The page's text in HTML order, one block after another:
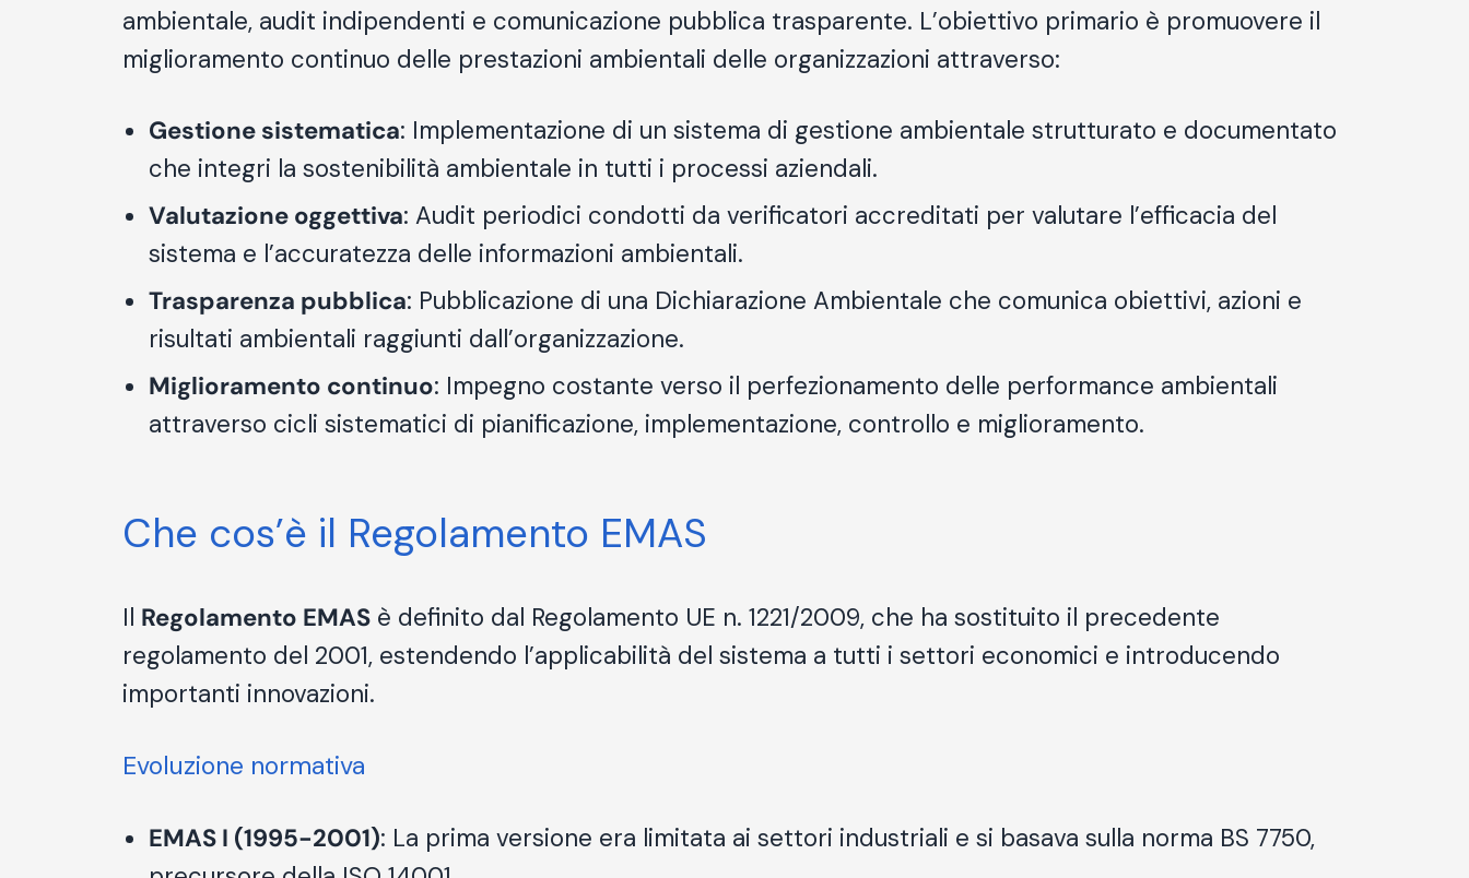
ambientale, audit indipendenti e comunicazione pubblica trasparente. L’obiettivo primario è promuovere il
miglioramento continuo delle prestazioni ambientali delle organizzazioni attraverso:
Gestione sistematica: Implementazione di un sistema di gestione ambientale strutturato e documentato
che integri la sostenibilità ambientale in tutti i processi aziendali.
Valutazione oggettiva: Audit periodici condotti da verificatori accreditati per valutare l’efficacia del
sistema e l’accuratezza delle informazioni ambientali.
Trasparenza pubblica: Pubblicazione di una Dichiarazione Ambientale che comunica obiettivi, azioni e
risultati ambientali raggiunti dall’organizzazione.
Miglioramento continuo: Impegno costante verso il perfezionamento delle performance ambientali
attraverso cicli sistematici di pianificazione, implementazione, controllo e miglioramento.
Che cos’è il Regolamento EMAS
Il Regolamento EMAS è definito dal Regolamento UE n. 1221/2009, che ha sostituito il precedente
regolamento del 2001, estendendo l’applicabilità del sistema a tutti i settori economici e introducendo
importanti innovazioni.
Evoluzione normativa
EMAS I (1995-2001): La prima versione era limitata ai settori industriali e si basava sulla norma BS 7750,